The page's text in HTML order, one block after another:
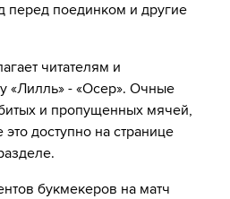
за толчок Натан Нгой
на половине поля
Осер
перед поединком и другие
читателям и
«Лилль» - «Осер». Очные
и пропущенных мячей,
доступно на странице
букмекеров на матч